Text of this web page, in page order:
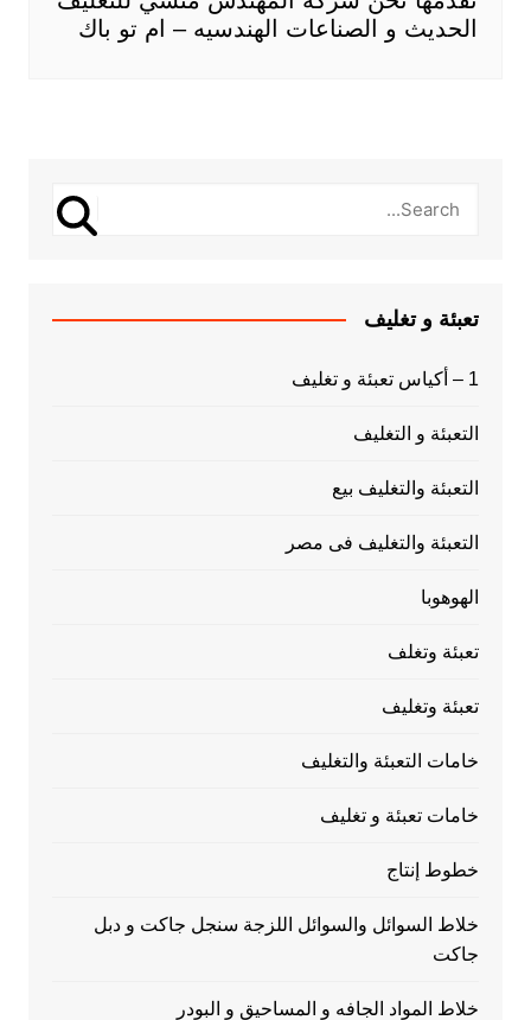
الحديث و الصناعات الهندسيه – ام تو باك
تعبئة و تغليف
1 – أكياس تعبئة و تغليف
التعبئة و التغليف
التعبئة والتغليف بيع
التعبئة والتغليف فى مصر
الهوهوبا
تعبئة وتغلف
تعبئة وتغليف
خامات التعبئة والتغليف
خامات تعبئة و تغليف
خطوط إنتاج
خلاط السوائل والسوائل اللزجة سنجل جاكت و دبل
جاكت
خلاط المواد الجافه و المساحيق و البودر